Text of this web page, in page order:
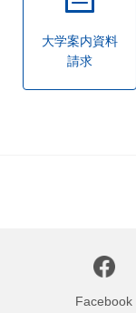
大学案内資料
請求
Facebook